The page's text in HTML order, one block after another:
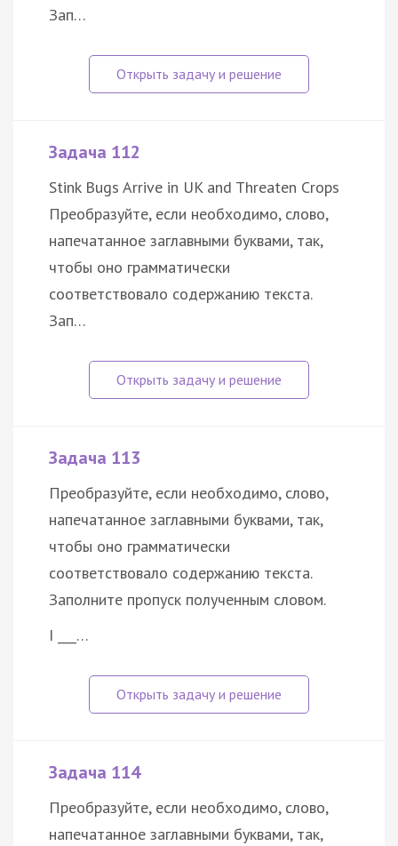
Зап…
Задача 112
Stink Bugs Arrive in UK and Threaten Crops
Преобразуйте, если необходимо, слово,
напечатанное заглавными буквами, так,
чтобы оно грамматически
соответствовало содержанию текста.
Зап…
Задача 113
Преобразуйте, если необходимо, слово,
напечатанное заглавными буквами, так,
чтобы оно грамматически
соответствовало содержанию текста.
Заполните пропуск полученным словом.
I ___…
Задача 114
Преобразуйте, если необходимо, слово,
напечатанное заглавными буквами, так,